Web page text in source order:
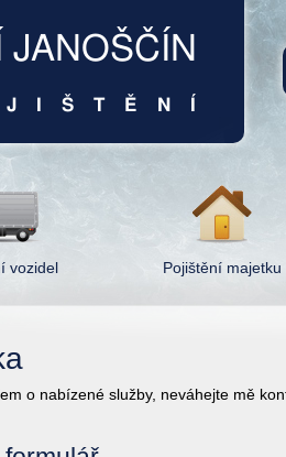
vozidel Pojištění majetku
o nabízené služby, neváhejte mě